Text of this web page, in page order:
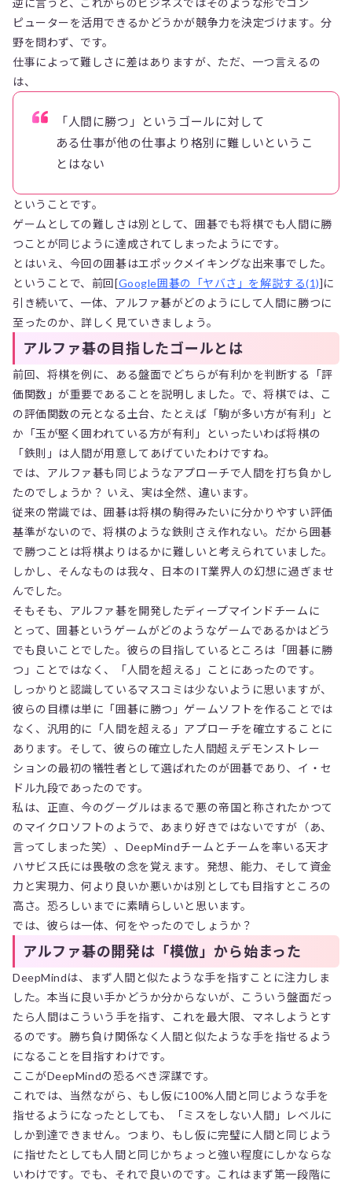
逆に言うと、これからのビジネスではそのような形でコン
ピューターを活用できるかどうかが競争力を決定づけます。分
野を問わず、です。
仕事によって難しさに差はありますが、ただ、一つ言えるの
は、
「人間に勝つ」というゴールに対して
ある仕事が他の仕事より格別に難しいというこ
とはない
ということです。
ゲームとしての難しさは別として、囲碁でも将棋でも人間に勝
つことが同じように達成されてしまったようにです。
とはいえ、今回の囲碁はエポックメイキングな出来事でした。
ということで、前回[Google囲碁の「ヤバさ」を解説する(1)]に
引き続いて、一体、アルファ碁がどのようにして人間に勝つに
至ったのか、詳しく見ていきましょう。
アルファ碁の目指したゴールとは
前回、将棋を例に、ある盤面でどちらが有利かを判断する「評
価関数」が重要であることを説明しました。で、将棋では、こ
の評価関数の元となる土台、たとえば「駒が多い方が有利」と
か「玉が堅く囲われている方が有利」といったいわば将棋の
「鉄則」は人間が用意してあげていたわけですね。
では、アルファ碁も同じようなアプローチで人間を打ち負かし
たのでしょうか？ いえ、実は全然、違います。
従来の常識では、囲碁は将棋の駒得みたいに分かりやすい評価
基準がないので、将棋のような鉄則さえ作れない。だから囲碁
で勝つことは将棋よりはるかに難しいと考えられていました。
しかし、そんなものは我々、日本のIT業界人の幻想に過ぎませ
んでした。
そもそも、アルファ碁を開発したディープマインドチームに
とって、囲碁というゲームがどのようなゲームであるかはどう
でも良いことでした。彼らの目指しているところは「囲碁に勝
つ」ことではなく、「人間を超える」ことにあったのです。
しっかりと認識しているマスコミは少ないように思いますが、
彼らの目標は単に「囲碁に勝つ」ゲームソフトを作ることでは
なく、汎用的に「人間を超える」アプローチを確立することに
あります。そして、彼らの確立した人間超えデモンストレー
ションの最初の犠牲者として選ばれたのが囲碁であり、イ・セ
ドル九段であったのです。
私は、正直、今のグーグルはまるで悪の帝国と称されたかつて
のマイクロソフトのようで、あまり好きではないですが（あ、
言ってしまった笑）、DeepMindチームとチームを率いる天才
ハサビス氏には畏敬の念を覚えます。発想、能力、そして資金
力と実現力、何より良いか悪いかは別としても目指すところの
高さ。恐ろしいまでに素晴らしいと思います。
では、彼らは一体、何をやったのでしょうか？
アルファ碁の開発は「模倣」から始まった
DeepMindは、まず人間と似たような手を指すことに注力しま
した。本当に良い手かどうか分からないが、こういう盤面だっ
たら人間はこういう手を指す、これを最大限、マネしようとす
るのです。勝ち負け関係なく人間と似たような手を指せるよう
になることを目指すわけです。
ここがDeepMindの恐るべき深謀です。
これでは、当然ながら、もし仮に100%人間と同じような手を
指せるようになったとしても、「ミスをしない人間」レベルに
しか到達できません。つまり、もし仮に完璧に人間と同じよう
に指せたとしても人間と同じかちょっと強い程度にしかならな
いわけです。でも、それで良いのです。これはまず第一段階に